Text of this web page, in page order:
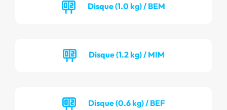
Disque (1.0 kg) / BEM
Disque (1.2 kg) / MIM
Disque (0.6 kg) / BEF